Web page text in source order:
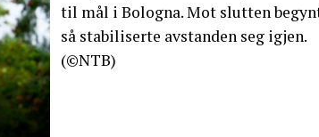
til mål i Bologna. Mot slutten
så stabiliserte avstanden seg igjen.
(©NTB)